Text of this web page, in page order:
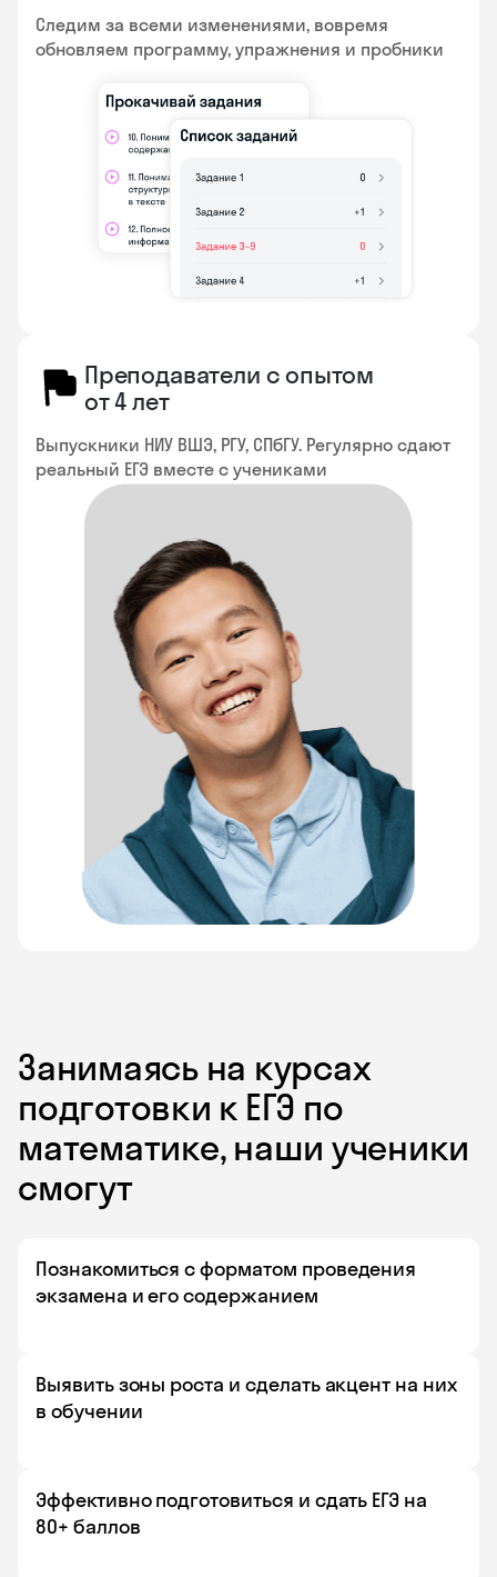
Следим за всеми изменениями, вовремя
обновляем программу, упражнения и пробники
Преподаватели с опытом
от 4 лет
Выпускники НИУ ВШЭ, РГУ, СПбГУ. Регулярно сдают
реальный ЕГЭ вместе с учениками
Занимаясь на курсах
подготовки к ЕГЭ по
математике, наши ученики
смогут
Познакомиться с форматом проведения
экзамена и его содержанием
Выявить зоны роста и сделать акцент на них
в обучении
Эффективно подготовиться и сдать ЕГЭ на
80+ баллов